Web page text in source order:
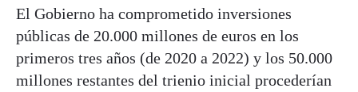
El Gobierno ha comprometido inversiones
públicas de 20.000 millones de euros en los
primeros tres años (de 2020 a 2022) y los 50.000
millones restantes del trienio inicial procederían